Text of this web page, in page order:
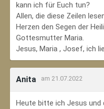
kann ich für Euch tun?
Allen, die diese Zeilen
Herzen den Segen der
Gottesmutter Maria.
Jesus, Maria , Josef, ich
Anita am 21.07.2022
Heute bitte ich Jesus